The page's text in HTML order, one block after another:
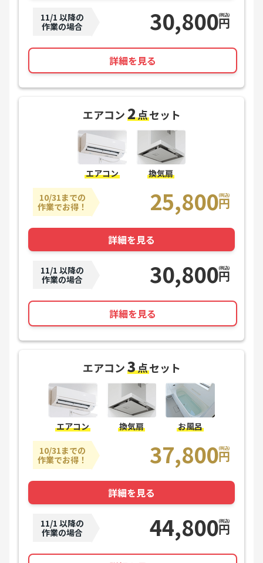
11/1 以降の
作業の場合
30,800円
(税込)
詳細を見る
エアコン2点セット
エアコン 換気扇
10/31までの
作業でお得！
25,800円
(税込)
詳細を見る
11/1 以降の
作業の場合
30,800円
(税込)
詳細を見る
エアコン3点セット
エアコン 換気扇 お風呂
10/31までの
作業でお得！
37,800円
(税込)
詳細を見る
11/1 以降の
作業の場合
44,800円
(税込)